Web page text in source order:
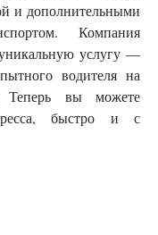
и дополнительными
Компания
уникальную услугу —
водителя на
вы можете
быстро и с